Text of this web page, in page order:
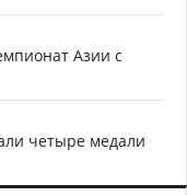
Азии с
четыре медали